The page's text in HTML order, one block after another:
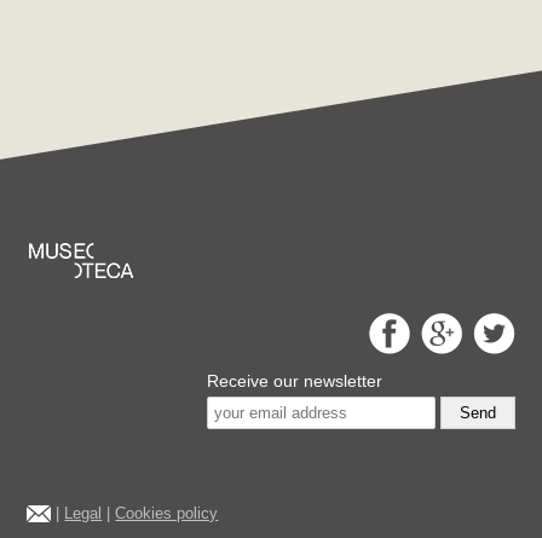
Receive our newsletter
Send
Legal |Cookies policy